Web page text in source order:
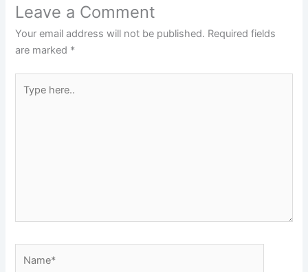
Leave a Comment
Your email address will not be published. Required fields
are marked *
here..